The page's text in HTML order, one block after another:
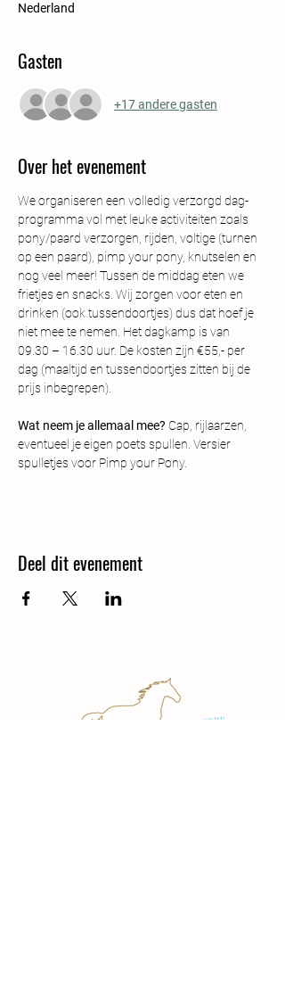
Nederland
Gasten
+17 andere gasten
Over het evenement
We organiseren een volledig verzorgd dag-
programma vol met leuke activiteiten zoals
pony/paard verzorgen, rijden, voltige (turnen
op een paard), pimp your pony, knutselen en
nog veel meer! Tussen de middag eten we
frietjes en snacks. Wij zorgen voor eten en
drinken (ook tussendoortjes) dus dat hoef je
niet mee te nemen. Het dagkamp is van
09.30 – 16.30 uur. De kosten zijn €55,- per
dag (maaltijd en tussendoortjes zitten bij de
prijs inbegrepen).
Wat neem je allemaal mee? Cap, rijlaarzen,
eventueel je eigen poets spullen. Versier
spulletjes voor Pimp your Pony.
Deel dit evenement